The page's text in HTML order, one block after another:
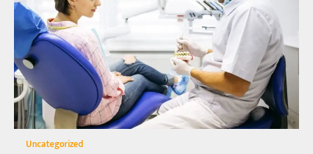
Uncategorized